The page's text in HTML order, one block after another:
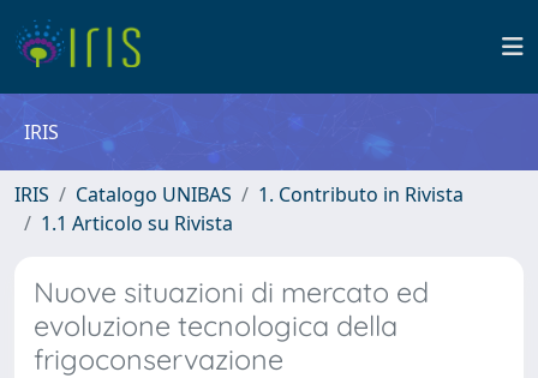
IRIS
IRIS Catalogo UNIBAS
1. Contributo in Rivista
1.1 Articolo su Rivista
Nuove situazioni di mercato ed
evoluzione tecnologica della
frigoconservazione